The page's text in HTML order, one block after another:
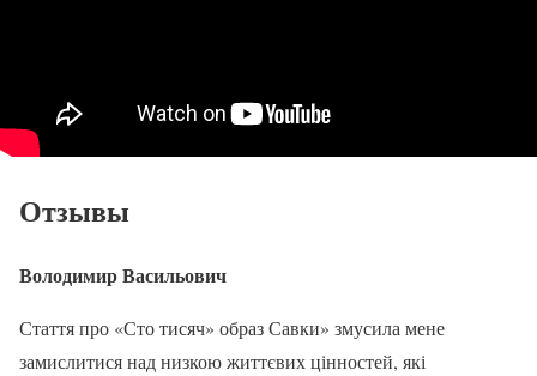
Отзывы
Володимир Васильович
Стаття про «Сто тисяч» образ Савки» змусила мене
замислитися над низкою життєвих цінностей, які